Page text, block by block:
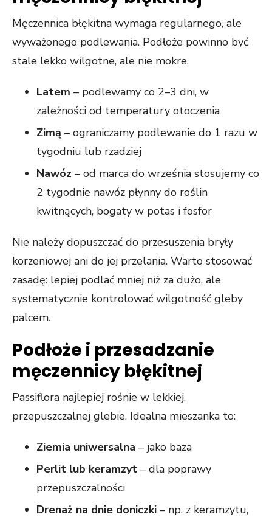
Męczennica błękitna wymaga regularnego, ale
wyważonego podlewania. Podłoże powinno być
stale lekko wilgotne, ale nie mokre.
Latem – podlewamy co 2–3 dni, w
zależności od temperatury otoczenia
Zimą – ograniczamy podlewanie do 1 razu w
tygodniu lub rzadziej
Nawóz – od marca do września stosujemy co
2 tygodnie nawóz płynny do roślin
kwitnących, bogaty w potas i fosfor
Nie należy dopuszczać do przesuszenia bryły
korzeniowej ani do jej przelania. Warto stosować
zasadę: lepiej podlać mniej niż za dużo, ale
systematycznie kontrolować wilgotność gleby
palcem.
Podłoże i przesadzanie
męczennicy błękitnej
Passiflora najlepiej rośnie w lekkiej,
przepuszczalnej glebie. Idealna mieszanka to:
Ziemia uniwersalna – jako baza
Perlit lub keramzyt – dla poprawy
przepuszczalności
Drenaż na dnie doniczki – np. z keramzytu,